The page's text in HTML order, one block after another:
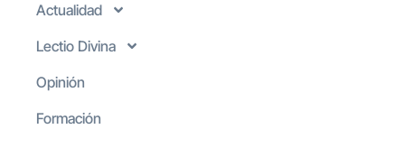
Actualidad
Lectio Divina
Opinión
Formación